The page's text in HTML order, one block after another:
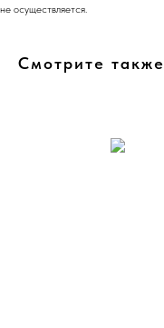
не осуществляется.
Смотрите также